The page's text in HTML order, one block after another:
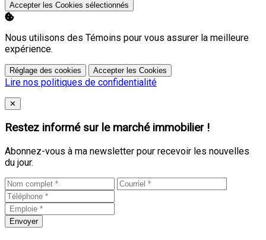
Accepter les Cookies sélectionnés
Nous utilisons des Témoins pour vous assurer la meilleure
expérience.
Réglage des cookies Accepter les Cookies
Lire nos politiques de confidentialité
Close
✕
Restez informé sur le marché immobilier !
Abonnez-vous à ma newsletter pour recevoir les nouvelles
du jour.
Envoyer